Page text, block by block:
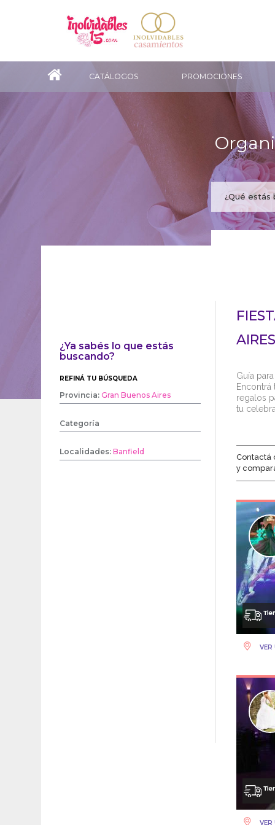
CATÁLOGOS PROMOCIONES
¿Ya sabés lo que estás
buscando?
REFINÁ TU BÚSQUEDA
Provincia:Gran Buenos Aires
Categoría
Localidades:Banfield
AIRES
Guía
Encontrá
regalos
tu
Contactá
y
VER
VER